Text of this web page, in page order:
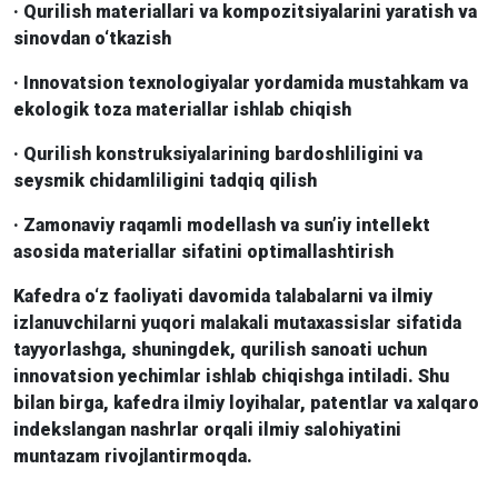
· Qurilish materiallari va kompozitsiyalarini yaratish va
sinovdan o‘tkazish
· Innovatsion texnologiyalar yordamida mustahkam va
ekologik toza materiallar ishlab chiqish
· Qurilish konstruksiyalarining bardoshliligini va
seysmik chidamliligini tadqiq qilish
· Zamonaviy raqamli modellash va sun’iy intellekt
asosida materiallar sifatini optimallashtirish
Kafedra o‘z faoliyati davomida talabalarni va ilmiy
izlanuvchilarni yuqori malakali mutaxassislar sifatida
tayyorlashga, shuningdek, qurilish sanoati uchun
innovatsion yechimlar ishlab chiqishga intiladi. Shu
bilan birga, kafedra ilmiy loyihalar, patentlar va xalqaro
indekslangan nashrlar orqali ilmiy salohiyatini
muntazam rivojlantirmoqda.